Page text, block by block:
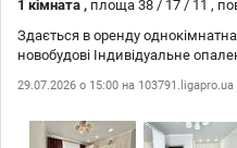
1 кімната , площа 38 / 17 / 11 ,
Здається в оренду
новобудові Індивідуальне
29.07.2026 о 15:00 на 103791.ligapro.ua